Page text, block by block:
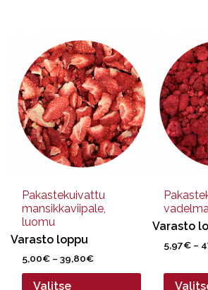
Pakastekuivattu
mansikkaviipale,
luomu
Varasto loppu
5,00€ – 39,80€Hintaluokka:
5,00€
Valitse
tuotteella
useampi
muunnelma.
Voit
tehdä
valinnat
sivulla.
Varasto
5,97€ –
tuotteella
useampi
Voit
tehdä
valinnat
sivulla.